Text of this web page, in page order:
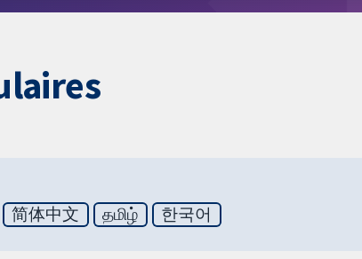
简体中文 தமிழ் 한국어